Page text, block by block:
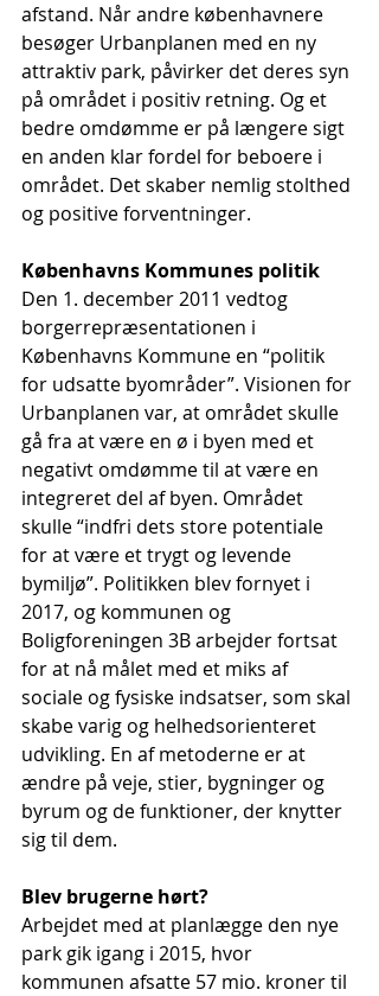
afstand. Når andre københavnere
besøger Urbanplanen med en ny
attraktiv park, påvirker det deres syn
på området i positiv retning. Og et
bedre omdømme er på længere sigt
en anden klar fordel for beboere i
området. Det skaber nemlig stolthed
og positive forventninger.
Københavns Kommunes politik
Den 1. december 2011 vedtog
borgerrepræsentationen i
Københavns Kommune en “politik
for udsatte byområder”. Visionen for
Urbanplanen var, at området skulle
gå fra at være en ø i byen med et
negativt omdømme til at være en
integreret del af byen. Området
skulle “indfri dets store potentiale
for at være et trygt og levende
bymiljø”. Politikken blev fornyet i
2017, og kommunen og
Boligforeningen 3B arbejder fortsat
for at nå målet med et miks af
sociale og fysiske indsatser, som skal
skabe varig og helhedsorienteret
udvikling. En af metoderne er at
ændre på veje, stier, bygninger og
byrum og de funktioner, der knytter
sig til dem.
Blev brugerne hørt?
Arbejdet med at planlægge den nye
park gik igang i 2015, hvor
kommunen afsatte 57 mio. kroner til